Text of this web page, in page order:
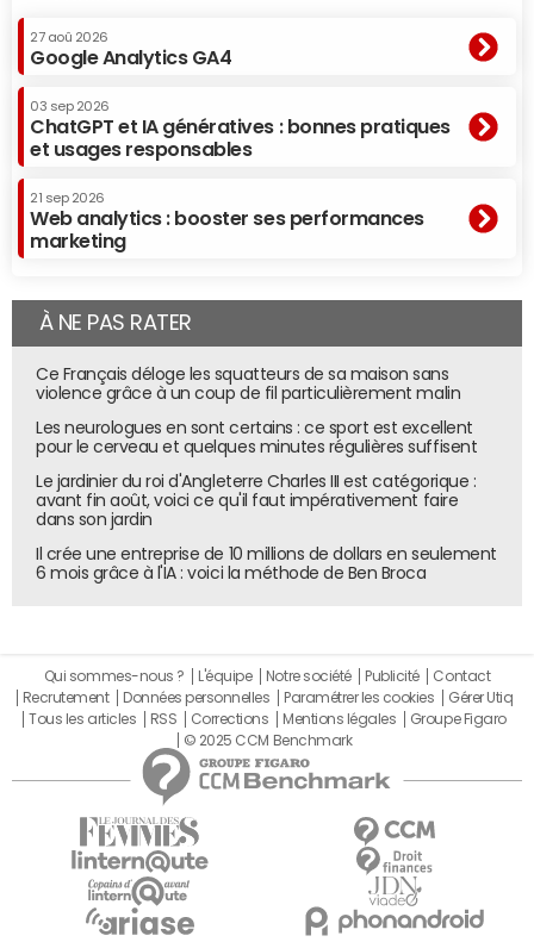
27 aoû 2026
Google Analytics GA4
03 sep 2026
ChatGPT et IA génératives : bonnes pratiques
et usages responsables
21 sep 2026
Web analytics : booster ses performances
marketing
À NE PAS RATER
Ce Français déloge les squatteurs de sa maison sans
violence grâce à un coup de fil particulièrement malin
Les neurologues en sont certains : ce sport est excellent
pour le cerveau et quelques minutes régulières suffisent
Le jardinier du roi d'Angleterre Charles III est catégorique :
avant fin août, voici ce qu'il faut impérativement faire
dans son jardin
Il crée une entreprise de 10 millions de dollars en seulement
6 mois grâce à l'IA : voici la méthode de Ben Broca
Qui sommes-nous ? L'équipe Notre société Publicité
Contact
Recrutement
Données personnelles Paramétrer les cookies
Gérer Utiq
Tous les articles
RSS Corrections Mentions légales
Groupe Figaro
© 2025 CCM Benchmark